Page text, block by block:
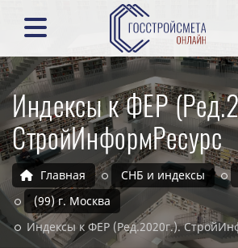
Индексы к ФЕР
СтройИнформРесурс
Главная СНБ и индексы
(99) г. Москва
Индексы к ФЕР (Ред.2020г.).